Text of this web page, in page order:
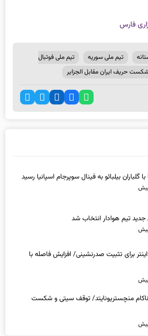
فارس
تیم ملی سوریه
تیم ملی فوتبال
حریف ایران مقابل الجزایر
با گلباران بیلبائو به فینال سوپرجام اسپانیا رسید
تیم هوادار انتخاب شد
برای تثبیت صدرنشینی/ افزایش فاصله با
منچستریونایتد/ توقف سیتی و شکست